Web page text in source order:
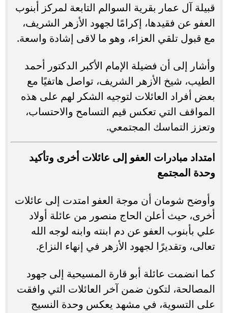
قبيلة آل عمار بقرية السوالم التابعة لمركز أبنوب
العفو عن فقيدها، إكرامًا لجهود الأزهر الشريف،
مع قبول تلقي العزاء، وهو ما لاقى إشادة واسعة.
وأشار إلى أن فضيلة الإمام الأكبر الدكتور أحمد
الطيب، شيخ الأزهر الشريف، تواصل هاتفيًا مع
بعض أفراد العائلات لتوجيه الشكر لهم على هذه
المواقف التي تعكس قيم التسامح والاحتساب،
وتعزز التماسك المجتمعي.
امتداد مبادرات العفو إلى عائلات أخرى وتأكيد
وحدة المجتمع
وأوضح شومان أن موجة العفو امتدت إلى عائلات
أخرى، حيث أعلن الحاج منصور من عائلة أولاد
علي بأبنوب العفو عن دم ابنته وابنه لوجه الله
تعالى، وتقديرًا لجهود الأزهر في إنهاء النزاع.
كما انضمت عائلة أبو قارة المسيحية إلى جهود
المصالحة، لتكون ضمن آخر العائلات التي وافقت
على التسوية، في مشهد يعكس وحدة النسيج